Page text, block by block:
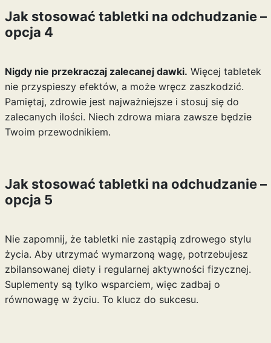
Jak stosować tabletki na odchudzanie –
opcja 4
Nigdy nie przekraczaj zalecanej dawki. Więcej tabletek
nie przyspieszy efektów, a może wręcz zaszkodzić.
Pamiętaj, zdrowie jest najważniejsze i stosuj się do
zalecanych ilości. Niech zdrowa miara zawsze będzie
Twoim przewodnikiem.
Jak stosować tabletki na odchudzanie –
opcja 5
Nie zapomnij, że tabletki nie zastąpią zdrowego stylu
życia. Aby utrzymać wymarzoną wagę, potrzebujesz
zbilansowanej diety i regularnej aktywności fizycznej.
Suplementy są tylko wsparciem, więc zadbaj o
równowagę w życiu. To klucz do sukcesu.